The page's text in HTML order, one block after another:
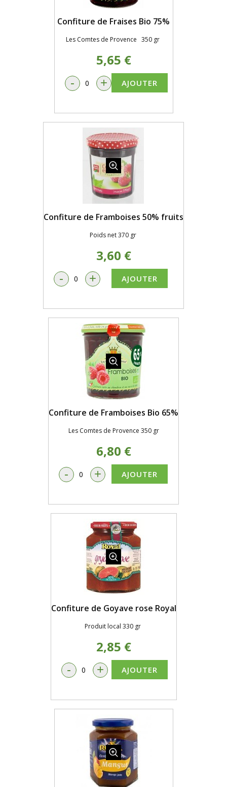
Confiture de Fraises Bio 75%
Les Comtes de Provence 350 gr
5,65 €
- + AJOUTER
Confiture de Framboises 50% fruits
Poids net 370 gr
3,60 €
- + AJOUTER
Confiture de Framboises Bio 65%
Les Comtes de Provence 350 gr
6,80 €
- + AJOUTER
Confiture de Goyave rose Royal
Produit local 330 gr
2,85 €
- + AJOUTER